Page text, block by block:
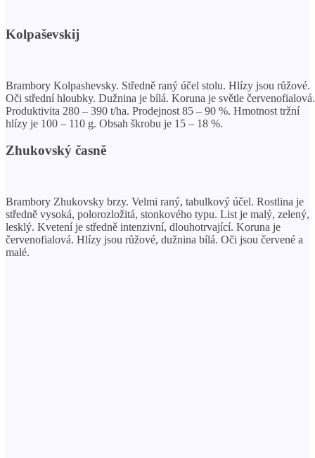
Kolpaševskij
Brambory Kolpashevsky. Středně raný účel stolu. Hlízy jsou růžové.
Oči střední hloubky. Dužnina je bílá. Koruna je světle červenofialová.
Produktivita 280 – 390 t/ha. Prodejnost 85 – 90 %. Hmotnost tržní
hlízy je 100 – 110 g. Obsah škrobu je 15 – 18 %.
Zhukovský časně
Brambory Zhukovsky brzy. Velmi raný, tabulkový účel. Rostlina je
středně vysoká, polorozložitá, stonkového typu. List je malý, zelený,
lesklý. Kvetení je středně intenzivní, dlouhotrvající. Koruna je
červenofialová. Hlízy jsou růžové, dužnina bílá. Oči jsou červené a
malé.